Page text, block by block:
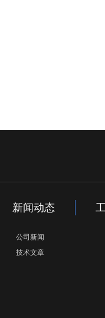
新闻动态
公司新闻
技术文章